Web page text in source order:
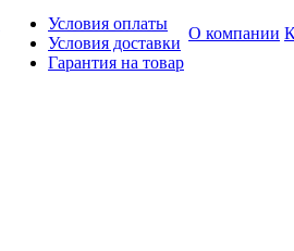
Условия оплаты
Условия доставки
Гарантия на товар
О компании